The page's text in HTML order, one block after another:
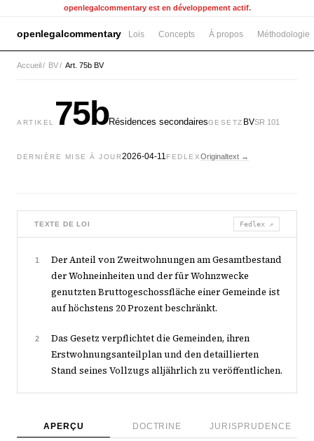
openlegalcommentary est en développement actif.
openlegalcommentary Lois Concepts À propos Méthodologie
Accueil/ BV/ Art. 75b BV
ARTIKEL 75bRésidences secondairesGESETZ BVSR 101
DERNIÈRE MISE À JOUR2026-04-11FEDLEXOriginaltext →
TEXTE DE LOI Fedlex ↗
1
Der Anteil von Zweitwohnungen am Gesamtbestand
der Wohneinheiten und der für Wohnzwecke
genutzten Bruttogeschossfläche einer Gemeinde ist
auf höchstens 20 Prozent beschränkt.
2
Das Gesetz verpflichtet die Gemeinden, ihren
Erstwohnungsanteilplan und den detaillierten
Stand seines Vollzugs alljährlich zu veröffentlichen.
APERÇU DOCTRINE JURISPRUDENCE